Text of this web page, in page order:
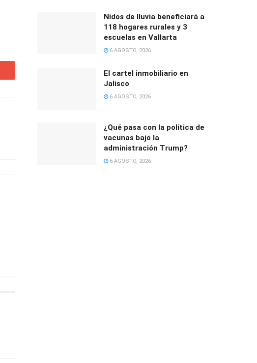
Nidos de lluvia beneficiará a
118 hogares rurales y 3
escuelas en Vallarta
6 AGOSTO, 2026
El cartel inmobiliario en
Jalisco
6 AGOSTO, 2026
¿Qué pasa con la política de
vacunas bajo la
administración Trump?
6 AGOSTO, 2026